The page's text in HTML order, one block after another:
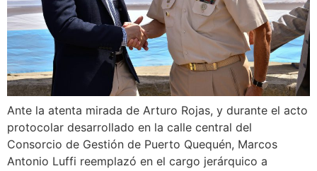
Ante la atenta mirada de Arturo Rojas, y durante el acto
protocolar desarrollado en la calle central del
Consorcio de Gestión de Puerto Quequén, Marcos
Antonio Luffi reemplazó en el cargo jerárquico a